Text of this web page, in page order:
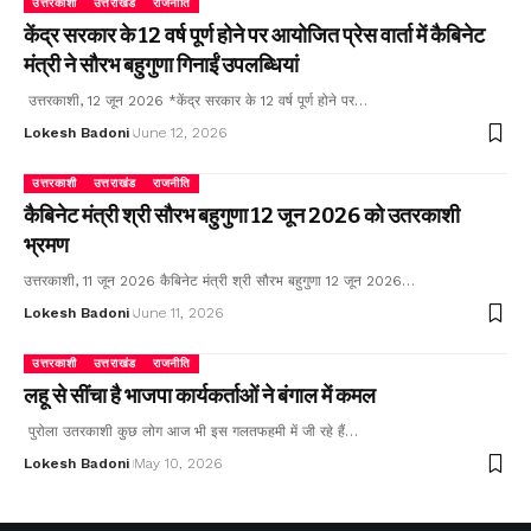
उत्तरकाशी उत्तराखंड राजनीति
केंद्र सरकार के 12 वर्ष पूर्ण होने पर आयोजित प्रेस वार्ता में कैबिनेट
मंत्री ने सौरभ बहुगुणा गिनाईं उपलब्धियां
उत्तरकाशी, 12 जून 2026 *केंद्र सरकार के 12 वर्ष पूर्ण होने पर…
Lokesh Badoni June 12, 2026
उत्तरकाशी उत्तराखंड राजनीति
कैबिनेट मंत्री श्री सौरभ बहुगुणा 12 जून 2026 को उतरकाशी
भ्रमण
उत्तरकाशी, 11 जून 2026 कैबिनेट मंत्री श्री सौरभ बहुगुणा 12 जून 2026…
Lokesh Badoni June 11, 2026
उत्तरकाशी उत्तराखंड राजनीति
लहू से सींचा है भाजपा कार्यकर्ताओं ने बंगाल में कमल
पुरोला उतरकाशी कुछ लोग आज भी इस गलतफहमी में जी रहे हैं…
Lokesh Badoni May 10, 2026